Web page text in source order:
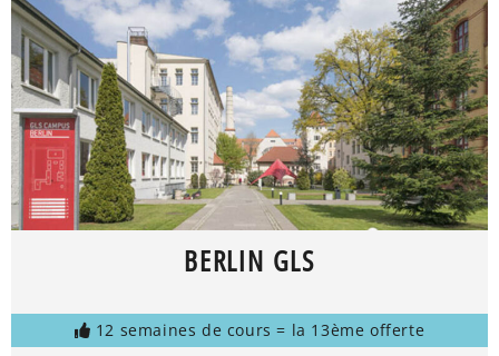
BERLIN GLS
12 semaines de cours = la 13ème offerte